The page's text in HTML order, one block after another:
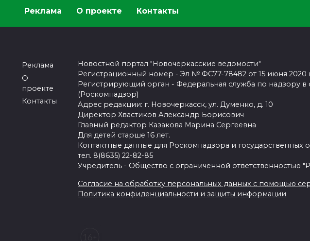
Реклама О проекте Контакты
Реклама
О
проекте
Контакты
Новостной портал "Новочеркасские ведомости"
Регистрационный номер - Эл № ФС77-78482 от 15 июня 2020
Регистрирующий орган - Федеральная служба по надзору
(Роскомнадзор)
Адрес редакции: г. Новочеркасск, ул. Думенко, д. 10
Директор Хвастиков Александр Борисович
Главный редактор Казакова Марина Сергеевна
Для детей старше 16 лет.
Контактные данные для Роскомнадзора и государственных
тел. 8(8635) 22-82-85
Учредитель - Общество с ограниченной ответственностью
Согласие на обработку персональных данных с помощью
Политика конфиденциальности и защиты информации